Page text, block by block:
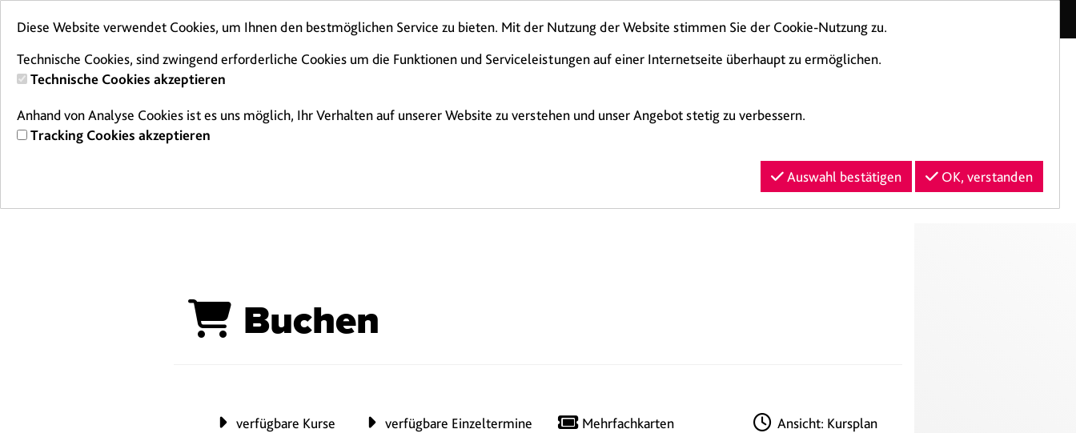
Presse Karriere Kontakt
Login
Buchen
verfügbare Kurse verfügbare Einzeltermine Mehrfachkarten Ansicht: Kursplan
Diese Website verwendet Cookies, um Ihnen den bestmöglichen Service zu bieten. Mit der Nutzung der Website stimmen Sie der Cookie-Nutzung zu.
Technische Cookies, sind zwingend erforderliche Cookies um die Funktionen und Serviceleistungen auf einer Internetseite überhaupt zu ermöglichen.
Technische Cookies akzeptieren
Anhand von Analyse Cookies ist es uns möglich, Ihr Verhalten auf unserer Website zu verstehen und unser Angebot stetig zu verbessern.
Tracking Cookies akzeptieren
Auswahl bestätigen OK, verstanden